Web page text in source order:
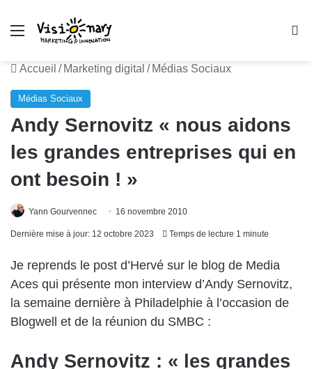
Menu
Accueil / Marketing digital / Médias Sociaux
Médias Sociaux
Andy Sernovitz « nous aidons
les grandes entreprises qui en
ont besoin ! »
Yann Gourvennec 16 novembre 2010
Dernière mise à jour: 12 octobre 2023 Temps de lecture 1 minute
Je reprends le post d’Hervé sur le blog de Media
Aces qui présente mon interview d’Andy Sernovitz,
la semaine dernière à Philadelphie à l’occasion de
Blogwell et de la réunion du SMBC :
Andy Sernovitz : « les grandes